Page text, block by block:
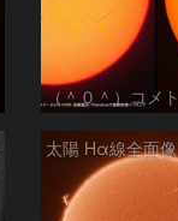
（＾０＾）コメト